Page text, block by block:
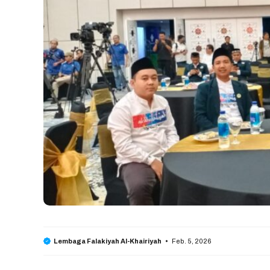
Lembaga Falakiyah Al-Khairiyah Feb. 5, 2026